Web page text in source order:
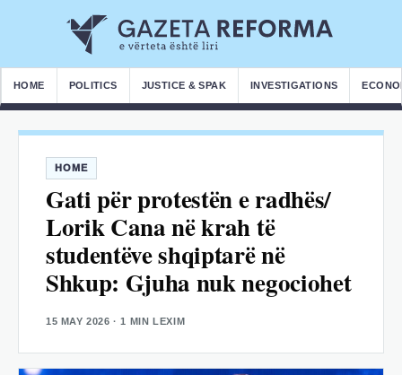
HOME POLITICS JUSTICE & SPAK INVESTIGATIONS
HOME
Gati për protestën e radhës/
Lorik Cana në krah të
studentëve shqiptarë në
Shkup: Gjuha nuk negociohet
15 MAY 2026 · 1 MIN LEXIM